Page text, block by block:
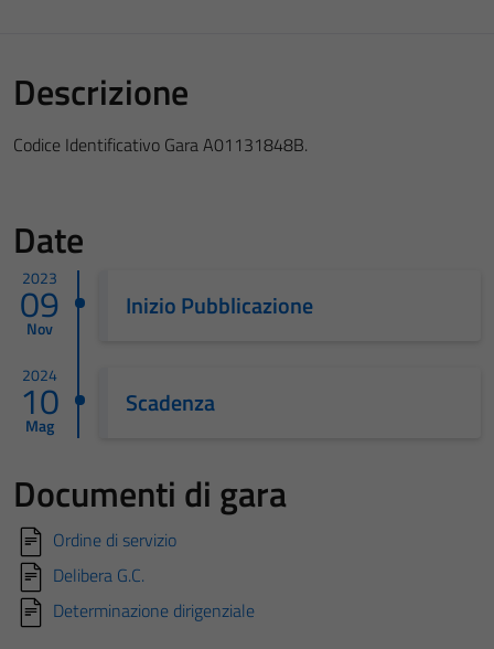
Descrizione
Codice Identificativo Gara A01131848B.
Date
2023
09
Nov
Inizio Pubblicazione
2024
10
Mag
Scadenza
Documenti di gara
Ordine di servizio
Delibera G.C.
Determinazione dirigenziale